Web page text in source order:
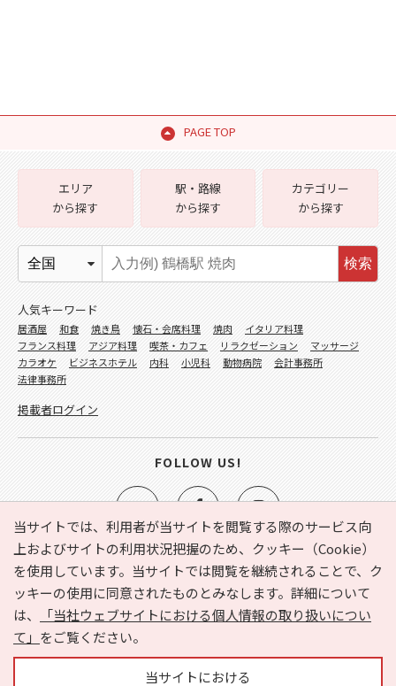
PAGE TOP
当サイトでは、利用者が当サイトを閲覧する際のサービス向
上およびサイトの利用状況把握のため、クッキー（Cookie）
を使用しています。当サイトでは閲覧を継続されることで、ク
ッキーの使用に同意されたものとみなします。詳細について
は、
「当社ウェブサイトにおける個人情報の取り扱いについ
て」 をご覧ください。
当サイトにおける
e-NAVITA（イーナビタ）とは？ お気に入り
ヘルプ
利用規約
個人情報の取り扱いについて
運営会社
サイトマップ
広告掲載に関するお問い合わせ
エリア
から探す
駅・路線
から探す
カテゴリー
から探す
検索
人気キーワード
居酒屋 和食 焼き鳥 懐石・会席料理 焼肉
イタリア料理
フランス料理
アジア料理 喫茶・カフェ リラクゼーション
マッサージ
カラオケ
ビジネスホテル 内科 小児科 動物病院
会計事務所
法律事務所
掲載者ログイン
FOLLOW US!